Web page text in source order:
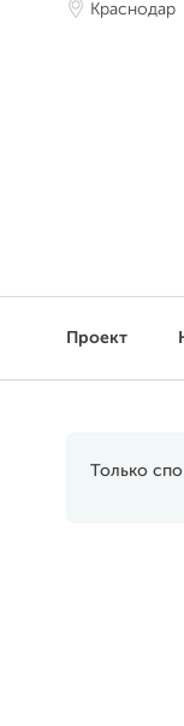
Краснодар
Проект
Только